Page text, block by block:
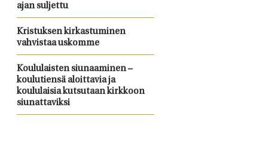
ajan suljettu
Kristuksen kirkastuminen
vahvistaa uskomme
Koululaisten siunaaminen –
koulutiensä aloittavia ja
koululaisia kutsutaan kirkkoon
siunattaviksi